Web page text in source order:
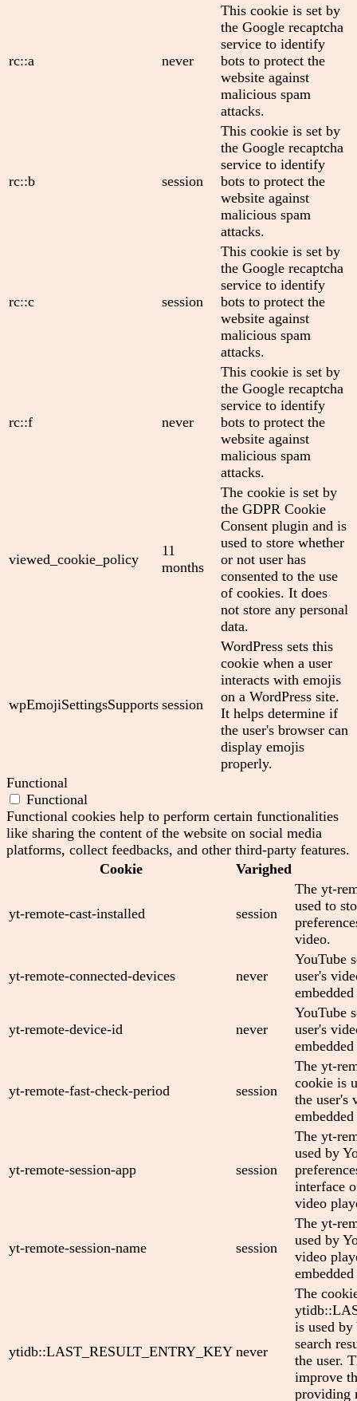
rc::a never
This cookie is set by
the Google recaptcha
service to identify
bots to protect the
website against
malicious spam
attacks.
rc::b session
This cookie is set by
the Google recaptcha
service to identify
bots to protect the
website against
malicious spam
attacks.
rc::c session
This cookie is set by
the Google recaptcha
service to identify
bots to protect the
website against
malicious spam
attacks.
rc::f never
This cookie is set by
the Google recaptcha
service to identify
bots to protect the
website against
malicious spam
attacks.
viewed_cookie_policy
11
months
The cookie is set by
the GDPR Cookie
Consent plugin and is
used to store whether
or not user has
consented to the use
of cookies. It does
not store any personal
data.
wpEmojiSettingsSupports session
WordPress sets this
cookie when a user
interacts with emojis
on a WordPress site.
It helps determine if
the user's browser can
display emojis
properly.
Functional
Functional
Functional cookies help to perform certain functionalities
like sharing the content of the website on social media
platforms, collect feedbacks, and other third-party features.
Cookie
Varighed
yt-remote-cast-installed session
The yt-
used to
video.
yt-remote-connected-devices never
YouTube
user's
yt-remote-device-id never
YouTube
user's
yt-remote-fast-check-period session
The yt-
cookie is
the user's
yt-remote-session-app session
The yt-
used by
interface
video
yt-remote-session-name session
The yt-
used by
video
ytidb::LAST_RESULT_ENTRY_KEY never
The
is used by
search
the user.
improve
providing